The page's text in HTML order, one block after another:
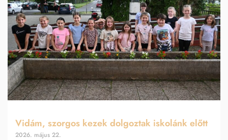
Vidám, szorgos kezek dolgoztak iskolánk előtt
2026. május 22.